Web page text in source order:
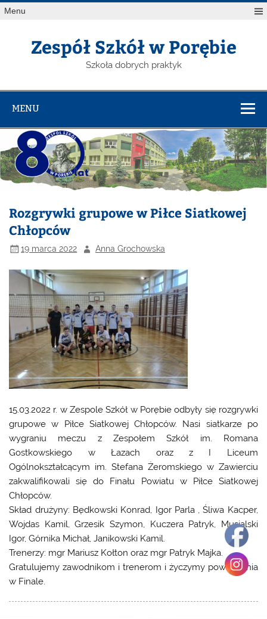
Menu
Zespół Szkół w Porębie
Szkoła dobrych praktyk
MENU
Rozgrywki grupowe w Piłce Siatkowej
Chłopców
19 marca 2022 Anna Grochowska
15.03.2022 r. w Zespole Szkół w Porębie odbyły się rozgrywki
grupowe w Piłce Siatkowej Chłopców. Nasi siatkarze po
wygraniu meczu z Zespołem Szkół im. Romana
Gostkowskiego w Łazach oraz z I Liceum
Ogólnokształcącym im. Stefana Żeromskiego w Zawierciu
zakwalifikowali się do Finału Powiatu w Piłce Siatkowej
Chłopców.
Skład drużyny: Będkowski Konrad, Igor Parla , Śliwa Kacper,
Wojdas Kamil, Grzesik Szymon, Kuczera Patryk, Musialski
Igor, Górnika Michał, Janikowski Kamil.
Trenerzy: mgr Mariusz Kołton oraz mgr Patryk Majka.
Gratulujemy zawodnikom i trenerom i życzymy powodzenia
w Finale.